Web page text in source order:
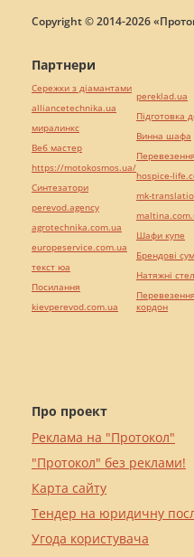
Copyright © 2014-2026
Про проект
Реклама на "Протокол"
"Протокол" без реклами!
Карта сайту
Тендер на юридичну
Угода користувача
Партнери
Сережки з діамантами
alliancetechnika.ua
миралинкс
Веб мастер
https://motokosmos.ua/
Синтезатори
perevod.agency
agrotechnika.com.ua
europeservice.com.ua
текст юа
Посилання
kievperevod.com.ua
pereklad.ua
Винна шафа
hospice-
mk-
Шафи купе
Брендові
Натяжні
кордон